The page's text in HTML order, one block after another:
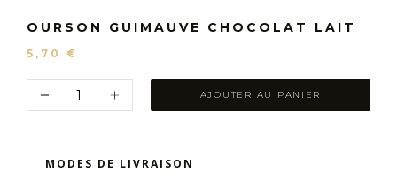
OURSON GUIMAUVE CHOCOLAT LAIT
5,70 €
AJOUTER AU PANIER
MODES DE LIVRAISON